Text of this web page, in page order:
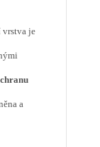
vrstva je
a